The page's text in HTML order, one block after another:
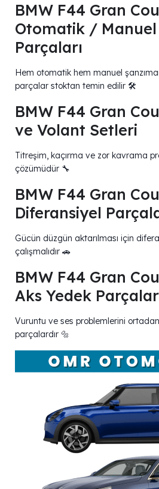
BMW F44 Gran
Otomatik / Manuel
Parçaları
Hem otomatik hem manuel
parçalar stoktan temin edilir 🛠️
BMW F44 Gran
ve Volant Setleri
Titreşim, kaçırma ve zor kavrama
çözümüdür 🔧
BMW F44 Gran
Diferansiyel
Gücün düzgün aktarılması için
çalışmalıdır 🚗
BMW F44 Gran
Aks Yedek
Vuruntu ve ses problemlerini
parçalardır 🔩